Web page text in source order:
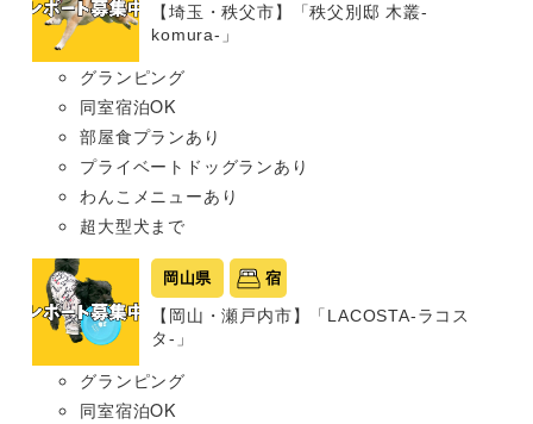
【埼玉・秩父市】「秩父別邸 木叢-
komura-」
グランピング
同室宿泊OK
部屋食プランあり
プライベートドッグランあり
わんこメニューあり
超大型犬まで
岡山県 宿
【岡山・瀬戸内市】「LACOSTA-ラコス
タ-」
グランピング
同室宿泊OK